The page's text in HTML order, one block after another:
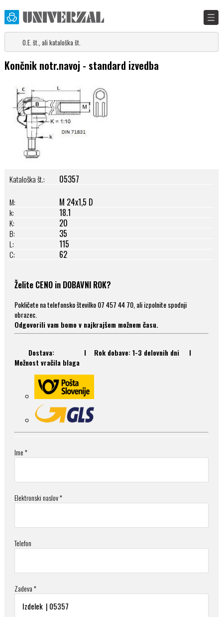
Končnik notr.navoj - standard izvedba
Kataloška št.: 05357
M: M 24x1,5 D
k: 18.1
K: 20
B: 35
L: 115
C: 62
Želite CENO in DOBAVNI ROK?
Pokličete na telefonsko številko 07 457 44 70, ali izpolnite spodnji
obrazec.
Odgovorili vam bomo v najkrajšem možnem času.
Dostava: I Rok dobave: 1-3 delovnih dni I
Možnost vračila blaga
Ime *
Elektronski naslov *
Telefon
Zadeva *